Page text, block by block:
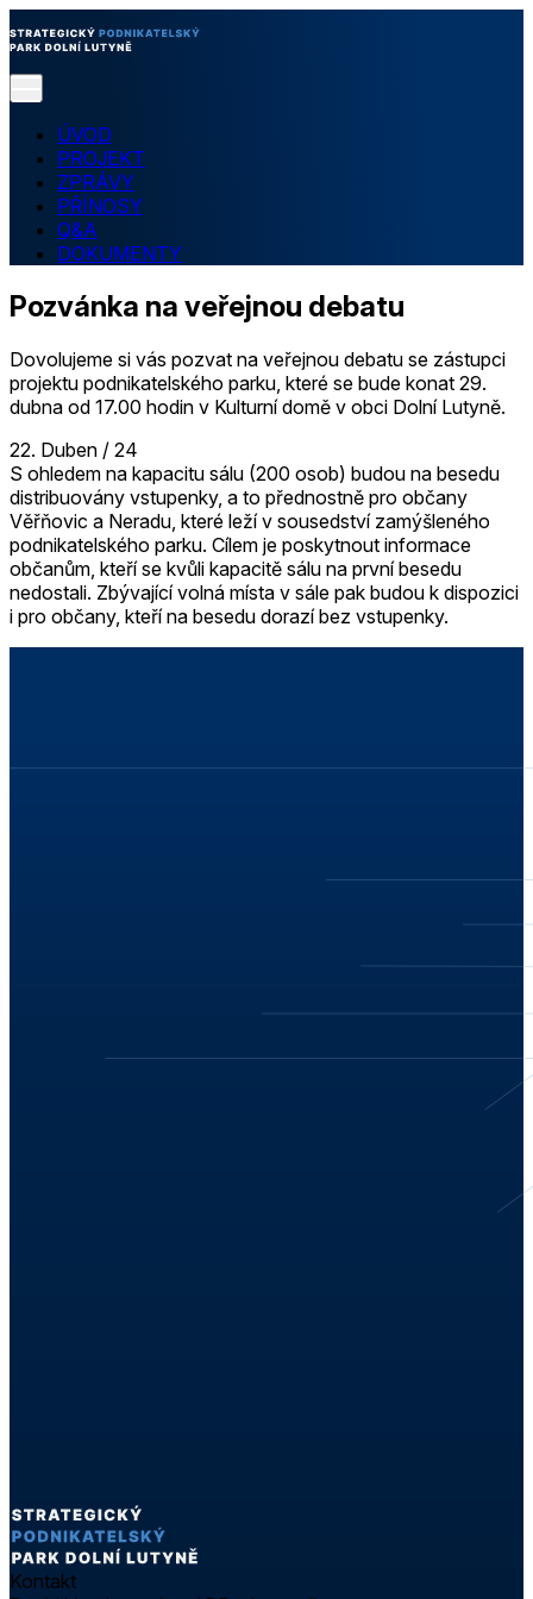
ÚVOD
PROJEKT
ZPRÁVY
PŘÍNOSY
Q&A
DOKUMENTY
Pozvánka na veřejnou debatu
Dovolujeme si vás pozvat na veřejnou debatu se zástupci
projektu podnikatelského parku, které se bude konat 29.
dubna od 17.00 hodin v Kulturní domě v obci Dolní Lutyně.
22. Duben / 24
S ohledem na kapacitu sálu (200 osob) budou na besedu
distribuová­ny vstupenky, a to přednostně pro občany
Věřňovic a Neradu, které leží v sousedství zamýšleného
podnika­telského parku. Cílem je poskytnout informace
občanům, kteří se kvůli kapacitě sálu na první besedu
nedostali. Zbýva­jící volná místa v sále pak budou k dispozici
i pro občany, kteří na be­sedu dorazí bez vstupenky.
Kontakt